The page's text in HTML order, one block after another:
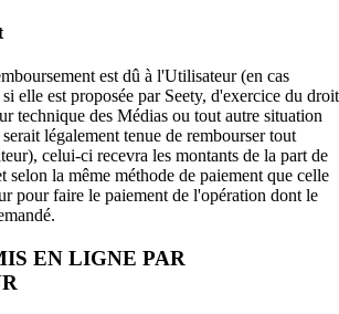
est dû à l'Utilisateur (en cas
elle est proposée par Seety, d'exercice du droit
technique des Médias ou tout autre situation
légalement tenue de rembourser tout
celui-ci recevra les montants de la part de
selon la même méthode de paiement que celle
pour faire le paiement de l'opération dont le
EN LIGNE PAR